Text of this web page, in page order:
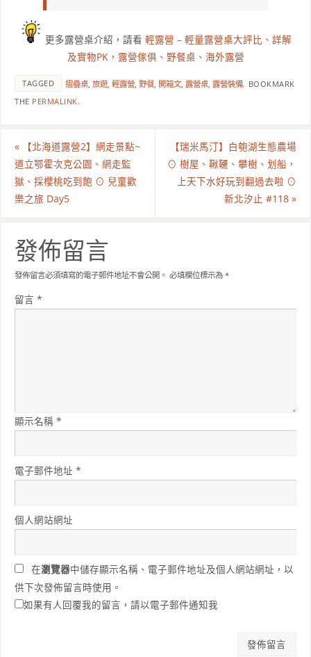
更多露營桌介紹，請看 輕露營 – 輕量露營桌大評比、詳解
及實物PK，露營傢俱、野餐桌、海外露營
TAGGED 摺疊桌,旅遊,輕露營,野餐, 開箱文,露營桌,露營裝備. BOOKMARK
THE PERMALINK.
« 【北海道露營2】網走景點~
道立鄂霍次克公園、網走監
獄、採櫻桃吃到飽 ⊙ 兒童歡
樂之旅 Day5
【瑞米馬汀】白匏湖生態農場
⊙ 樹屋、鞦韆、攀樹、划船，
上天下水好玩到翻過去啦 ⊙
新北汐止 #118 »
發佈留言
發佈留言必須填寫的電子郵件地址不會公開。 必填欄位標示為*
留言*
顯示名稱*
電子郵件地址*
個人網站網址
在瀏覽器中儲存顯示名稱、電子郵件地址及個人網站網址，以
供下次發佈留言時使用。
如果有人回覆我的留言，請以電子郵件通知我